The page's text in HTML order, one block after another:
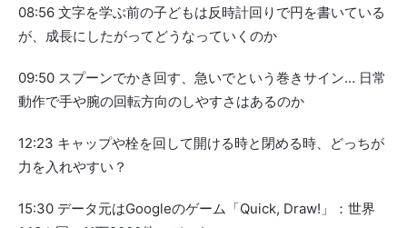
08:56 文字を学ぶ前の子どもは反時計回りで円を書いている
が、成長にしたがってどうなっていくのか
09:50 スプーンでかき回す、急いでという巻きサイン… 日常
動作で手や腕の回転方向のしやすさはあるのか
12:23 キャップや栓を回して開ける時と閉める時、どっちが
力を入れやすい？
15:30 データ元はGoogleのゲーム「Quick, Draw!」：世界